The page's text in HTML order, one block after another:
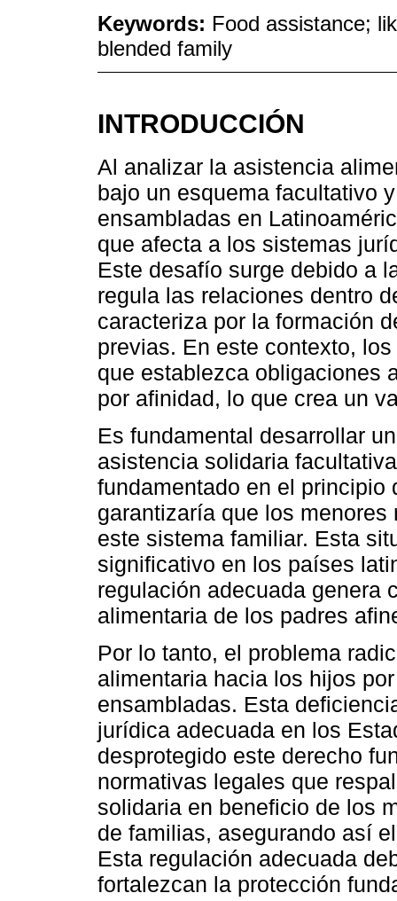
Keywords: Food assistance;
blended family
INTRODUCCIÓN
Al analizar la asistencia
bajo un esquema facultativo
ensambladas en
que afecta a los sistemas
Este desafío surge debido a
regula las relaciones dentro
caracteriza por la formación
previas. En este contexto,
que establezca obligaciones
por afinidad, lo que crea un
Es fundamental desarrollar
asistencia solidaria
fundamentado en el principio
garantizaría que los
este sistema familiar. Esta
significativo en los países
regulación adecuada genera
alimentaria de los padres
Por lo tanto, el problema
alimentaria hacia los hijos
ensambladas. Esta
jurídica adecuada en los
desprotegido este derecho
normativas legales que
solidaria en beneficio de los
de familias, asegurando así
Esta regulación adecuada
fortalezcan la protección